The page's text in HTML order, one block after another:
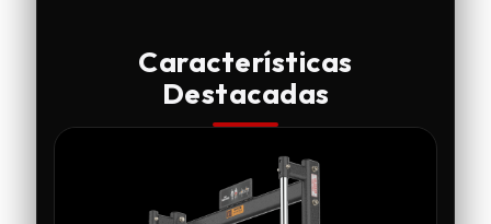
Características
Destacadas